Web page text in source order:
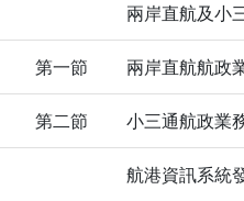
兩岸直航及小
第一節 兩岸直航航政
第二節 小三通航政業
航港資訊系統